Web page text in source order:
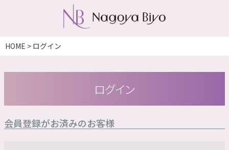
HOME ログイン
ログイン
会員登録がお済みのお客様